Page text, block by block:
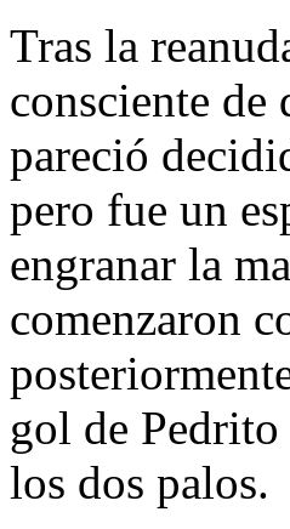
Tras la
consciente de
pareció
pero fue un
engranar la
comenzaron
gol de
los dos palos.